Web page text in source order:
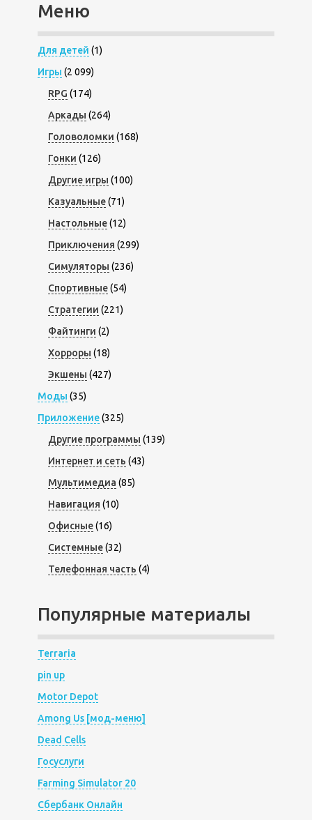
Меню
Для детей (1)
Игры (2 099)
RPG (174)
Аркады (264)
Головоломки (168)
Гонки (126)
Другие игры (100)
Казуальные(71)
Настольные(12)
Приключения (299)
Симуляторы (236)
Спортивные(54)
Стратегии (221)
Файтинги (2)
Хорроры (18)
Экшены (427)
Моды (35)
Приложение(325)
Другие программы (139)
Интернет и сеть (43)
Мультимедиа (85)
Навигация (10)
Офисные(16)
Системные(32)
Телефонная часть (4)
Популярные материалы
Terraria
pin up
Motor Depot
Among Us [мод-меню]
Dead Cells
Госуслуги
Farming Simulator 20
Сбербанк Онлайн